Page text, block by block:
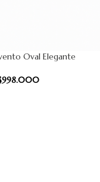
Oval Elegante
998.000